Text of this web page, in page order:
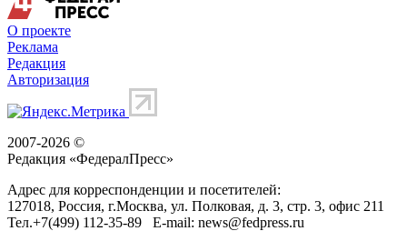
О проекте
Реклама
Редакция
Авторизация
2007-2026 ©
Редакция «ФедералПресс»
Адрес для корреспонденции и посетителей:
127018, Россия, г.Москва, ул. Полковая, д. 3, стр. 3, офис 211
Тел.+7(499) 112-35-89 E-mail: news@fedpress.ru